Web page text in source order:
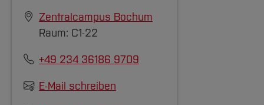
Zentralcampus Bochum
Raum: C1-22
+49 234 36186 9709
E-Mail schreiben